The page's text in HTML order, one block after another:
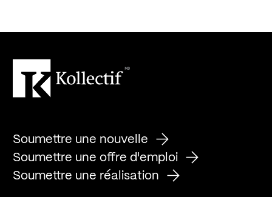
Soumettre une nouvelle
Soumettre une offre d'emploi
Soumettre une réalisation